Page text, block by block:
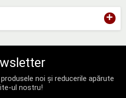
+
noi și reducerile apărute
ul nostru!